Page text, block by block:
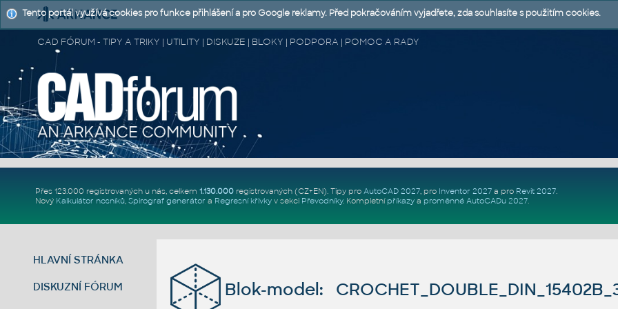
CAD FÓRUM - TIPY A TRIKY | UTILITY | DISKUZE | BLOKY | PODPORA | POMOC A RADY
Přes 123.000 registrovaných u nás, celkem 1.130.000registrovaných (CZ+EN). Tipy pro AutoCAD 2027, pro Inventor 2027a pro Revit 2027.
Nový Kalkulátor nosníků, Spirograf generátor a Regresní křivkyv sekci Převodníky. Kompletní příkazya proměnné AutoCADu 2027.
HLAVNÍ STRÁNKA
DISKUZNÍ FÓRUM Blok-model:
Tento portál využívá cookies pro funkce přihlášení a pro Google reklamy. Před pokračováním vyjadřete, zda souhlasíte s použitím cookies.